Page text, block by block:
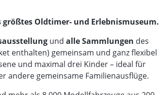
größtes Oldtimer- und Erlebnismuseum.
und alle Sammlungen des
enthalten) gemeinsam und ganz flexibel
und maximal drei Kinder – ideal für
andere gemeinsame Familienausflüge.